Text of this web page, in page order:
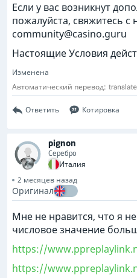
Если у вас возникнут
пожалуйста, свяжитесь с
community@casino.guru
Настоящие Условия
Изменена
Автоматический перевод:
Ответить Котировка
pignon
Серебро
Италия
2 месяцев назад
Оригинал
Мне не нравится, что я
числовое значение
https://
https://